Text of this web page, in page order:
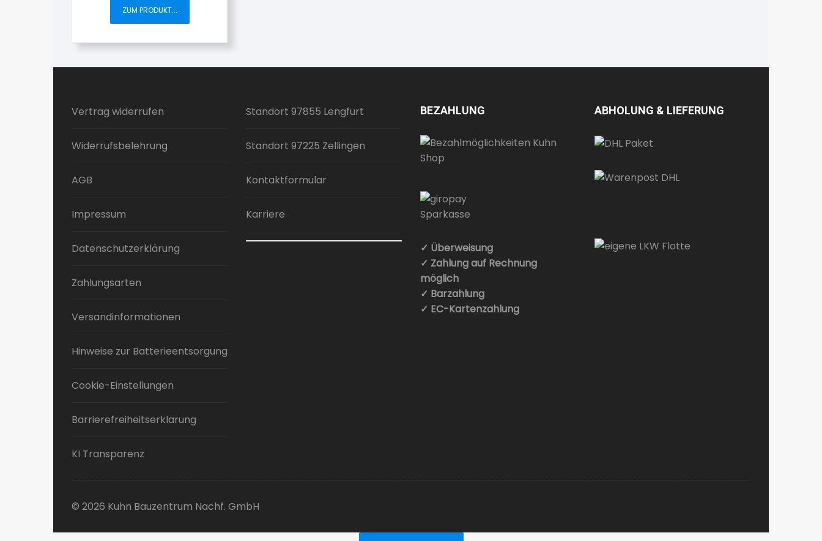
ZUM PRODUKT...
Dieses
weist
Die
Optionen
auf
Vertrag widerrufen
Widerrufsbelehrung
AGB
Impressum
Datenschutzerklärung
Zahlungsarten
Versandinformationen
Hinweise zur Batterieentsorgung
Cookie-Einstellungen
Barrierefreiheitserklärung
KI Transparenz
Standort 97855 Lengfurt
Standort 97225 Zellingen
Kontaktformular
Karriere
BEZAHLUNG
✓ Überweisung
✓ Zahlung auf Rechnung
möglich
✓ Barzahlung
✓ EC-Kartenzahlung
ABHOLUNG & LIEFERUNG
© 2026 Kuhn Bauzentrum Nachf. GmbH